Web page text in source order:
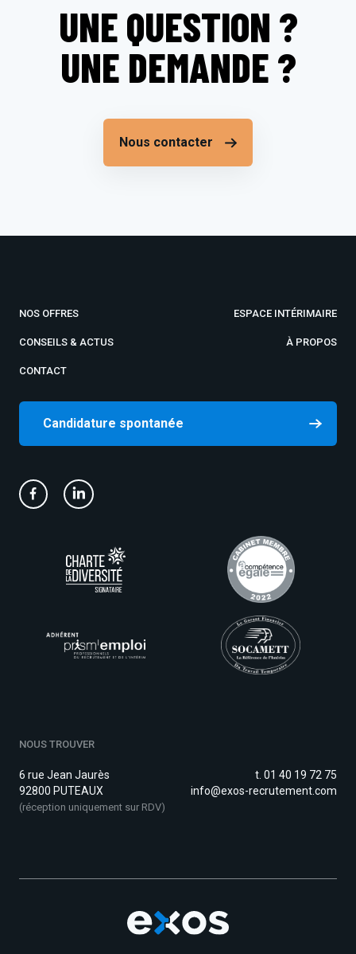
UNE QUESTION ?
UNE DEMANDE ?
Nous contacter
NOS OFFRES ESPACE INTÉRIMAIRE
CONSEILS & ACTUS À PROPOS
CONTACT
Candidature spontanée
NOUS TROUVER
6 rue Jean Jaurès
92800 PUTEAUX
(réception uniquement sur RDV)
t. 01 40 19 72 75
info@exos-recrutement.com